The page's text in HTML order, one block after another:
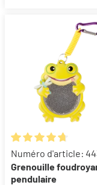
Note moyenne de
Numéro d'article:
Grenouille
pendulaire